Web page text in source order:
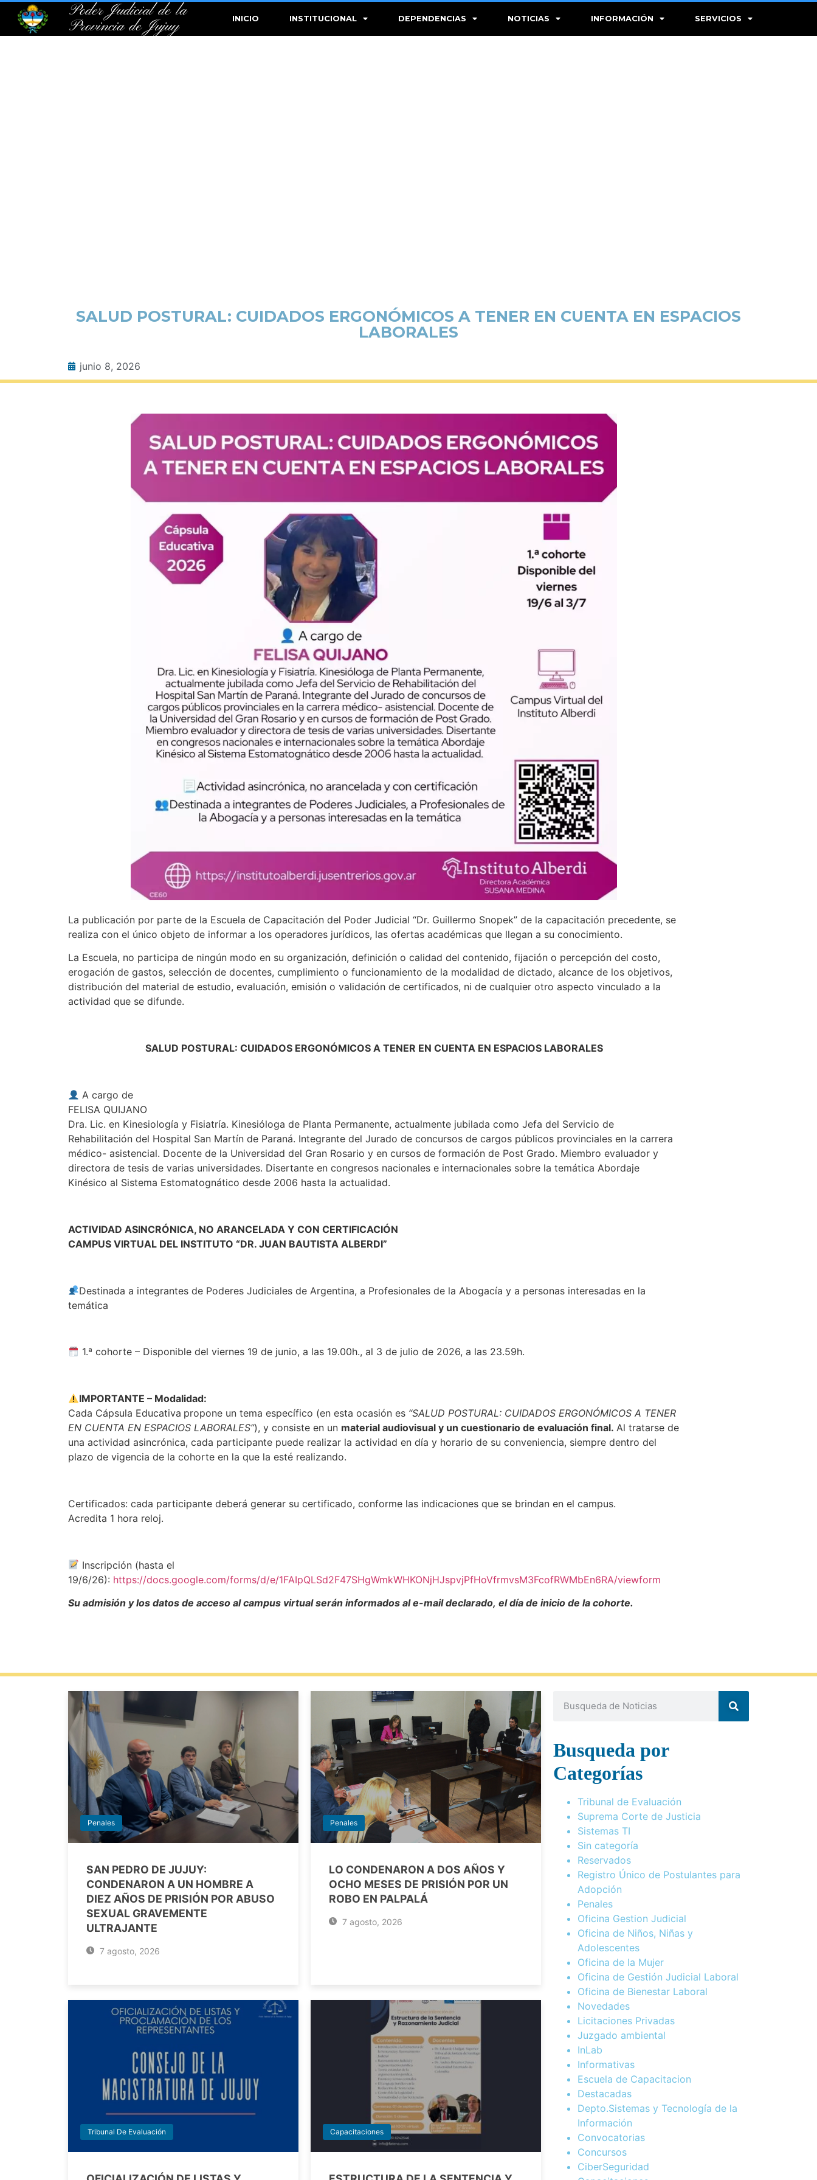
Poder Judicial de la
Provincia de Jujuy
INICIO INSTITUCIONAL DEPENDENCIAS NOTICIAS INFORMACIÓN SERVICIOS
SALUD POSTURAL: CUIDADOS ERGONÓMICOS A TENER EN CUENTA EN ESPACIOS
LABORALES
junio 8, 2026
La publicación por parte de la Escuela de Capacitación del Poder Judicial “Dr. Guillermo Snopek” de la capacitación precedente, se
realiza con el único objeto de informar a los operadores jurídicos, las ofertas académicas que llegan a su conocimiento.
La Escuela, no participa de ningún modo en su organización, definición o calidad del contenido, fijación o percepción del costo,
erogación de gastos, selección de docentes, cumplimiento o funcionamiento de la modalidad de dictado, alcance de los objetivos,
distribución del material de estudio, evaluación, emisión o validación de certificados, ni de cualquier otro aspecto vinculado a la
actividad que se difunde.
SALUD POSTURAL: CUIDADOS ERGONÓMICOS A TENER EN CUENTA EN ESPACIOS LABORALES
A cargo de
FELISA QUIJANO
Dra. Lic. en Kinesiología y Fisiatría. Kinesióloga de Planta Permanente, actualmente jubilada como Jefa del Servicio de
Rehabilitación del Hospital San Martín de Paraná. Integrante del Jurado de concursos de cargos públicos provinciales en la carrera
médico- asistencial. Docente de la Universidad del Gran Rosario y en cursos de formación de Post Grado. Miembro evaluador y
directora de tesis de varias universidades. Disertante en congresos nacionales e internacionales sobre la temática Abordaje
Kinésico al Sistema Estomatognático desde 2006 hasta la actualidad.
ACTIVIDAD ASINCRÓNICA, NO ARANCELADA Y CON CERTIFICACIÓN
CAMPUS VIRTUAL DEL INSTITUTO “DR. JUAN BAUTISTA ALBERDI”
Destinada a integrantes de Poderes Judiciales de Argentina, a Profesionales de la Abogacía y a personas interesadas en la
temática
1.ª cohorte – Disponible del viernes 19 de junio, a las 19.00h., al 3 de julio de 2026, a las 23.59h.
IMPORTANTE – Modalidad:
Cada Cápsula Educativa propone un tema específico (en esta ocasión es “SALUD POSTURAL: CUIDADOS ERGONÓMICOS A TENER
EN CUENTA EN ESPACIOS LABORALES”), y consiste en un material audiovisual y un cuestionario de evaluación final. Al tratarse de
una actividad asincrónica, cada participante puede realizar la actividad en día y horario de su conveniencia, siempre dentro del
plazo de vigencia de la cohorte en la que la esté realizando.
Certificados: cada participante deberá generar su certificado, conforme las indicaciones que se brindan en el campus.
Acredita 1 hora reloj.
Inscripción (hasta el
19/6/26): https://docs.google.com/forms/d/e/1FAIpQLSd2F47SHgWmkWHKONjHJspvjPfHoVfrmvsM3FcofRWMbEn6RA/viewform
Su admisión y los datos de acceso al campus virtual serán informados al e-mail declarado, el día de inicio de la cohorte.
Penales
SAN PEDRO DE JUJUY:
CONDENARON A UN HOMBRE A
DIEZ AÑOS DE PRISIÓN POR ABUSO
SEXUAL GRAVEMENTE
ULTRAJANTE
7 agosto, 2026
Penales
LO CONDENARON A DOS AÑOS Y
OCHO MESES DE PRISIÓN POR UN
ROBO EN PALPALÁ
7 agosto, 2026
Tribunal De Evaluación Capacitaciones
Busqueda por
Categorías
Tribunal de Evaluación
Suprema Corte de Justicia
Sistemas TI
Sin categoría
Reservados
Registro Único de Postulantes para
Adopción
Penales
Oficina Gestion Judicial
Oficina de Niños, Niñas y
Adolescentes
Oficina de la Mujer
Oficina de Gestión Judicial Laboral
Oficina de Bienestar Laboral
Novedades
Licitaciones Privadas
Juzgado ambiental
InLab
Informativas
Escuela de Capacitacion
Destacadas
Depto.Sistemas y Tecnología de la
Información
Convocatorias
Concursos
CiberSeguridad